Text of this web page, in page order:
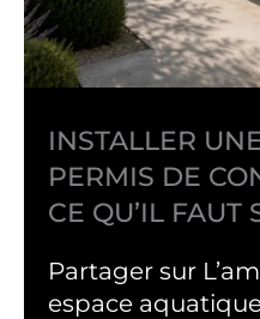
INSTALLER
PERMIS DE
CE QU’IL FAUT
Partager sur
espace